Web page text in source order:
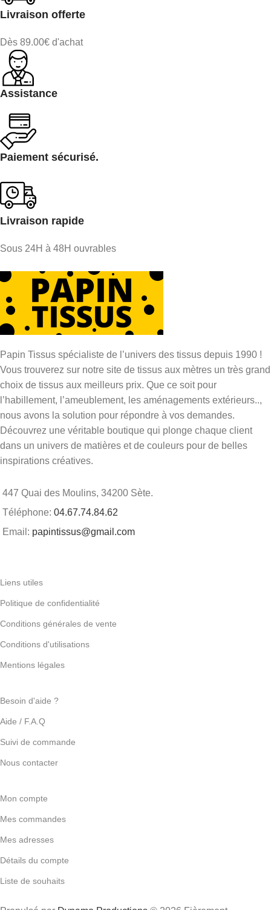
Livraison offerte
Dès 89.00€ d'achat
Assistance
Paiement sécurisé.
Livraison rapide
Sous 24H à 48H ouvrables
Papin Tissus spécialiste de l’univers des tissus depuis 1990 !
Vous trouverez sur notre site de tissus aux mètres un très grand
choix de tissus aux meilleurs prix. Que ce soit pour
l’habillement, l’ameublement, les aménagements extérieurs..,
nous avons la solution pour répondre à vos demandes.
Découvrez une véritable boutique qui plonge chaque client
dans un univers de matières et de couleurs pour de belles
inspirations créatives.
447 Quai des Moulins, 34200 Sète.
Téléphone: 04.67.74.84.62
Email: papintissus@gmail.com
Liens utiles
Politique de confidentialité
Conditions générales de vente
Conditions d'utilisations
Mentions légales
Besoin d'aide ?
Aide / F.A.Q
Suivi de commande
Nous contacter
Mon compte
Mes commandes
Mes adresses
Détails du compte
Liste de souhaits